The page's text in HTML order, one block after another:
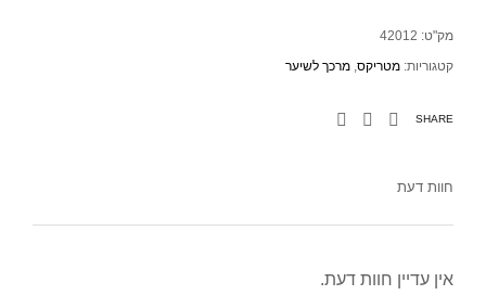
מק"ט: 42012
קטגוריות: מטריקס, מרכך לשיער
SHARE
חוות דעת
אין עדיין חוות דעת.